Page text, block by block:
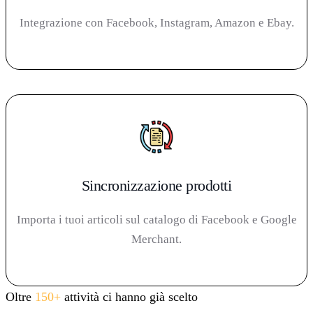
Integrazione con Facebook, Instagram, Amazon e Ebay.
Sincronizzazione prodotti
Importa i tuoi articoli sul catalogo di Facebook e Google
Merchant.
Oltre 150+ attività ci hanno già scelto